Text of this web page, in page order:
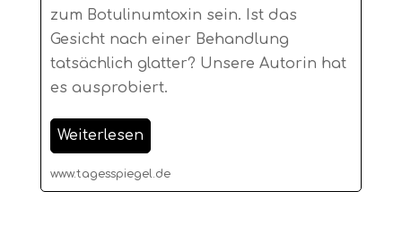
zum Botulinumtoxin sein. Ist das
Gesicht nach einer Behandlung
tatsächlich glatter? Unsere Autorin hat
es ausprobiert.
Weiterlesen
www.tagesspiegel.de